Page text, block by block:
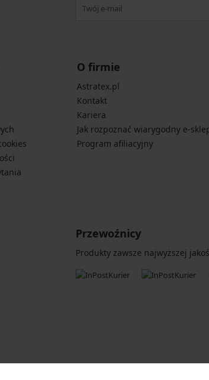
O firmie
Astratex.pl
Kontakt
Kariera
Jak rozpoznać wiarygodny e-
Program afiliacyjny
Przewoźnicy
Produkty zawsze najwyższej